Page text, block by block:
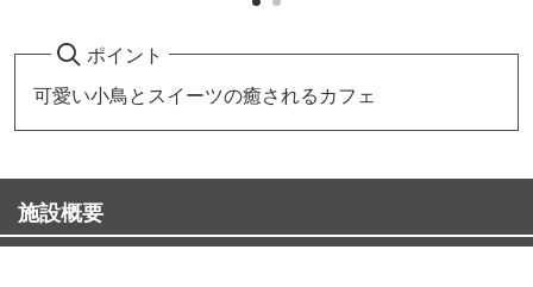
ポイント
可愛い小鳥とスイーツの癒されるカフェ
施設概要